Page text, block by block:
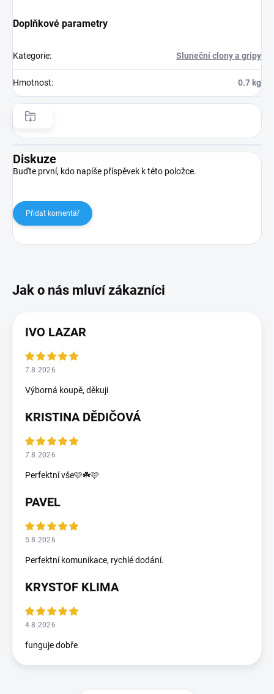
Doplňkové parametry
Kategorie: Sluneční clony a gripy
Hmotnost: 0.7 kg
Diskuze
Buďte první, kdo napíše příspěvek k této položce.
Přidat komentář
IVO LAZAR
7.8.2026
Výborná koupě, děkuji
KRISTINA DĚDIČOVÁ
7.8.2026
Perfektní vše🩷☘️🩷
PAVEL
5.8.2026
Perfektní komunikace, rychlé dodání.
KRYSTOF KLIMA
4.8.2026
funguje dobře